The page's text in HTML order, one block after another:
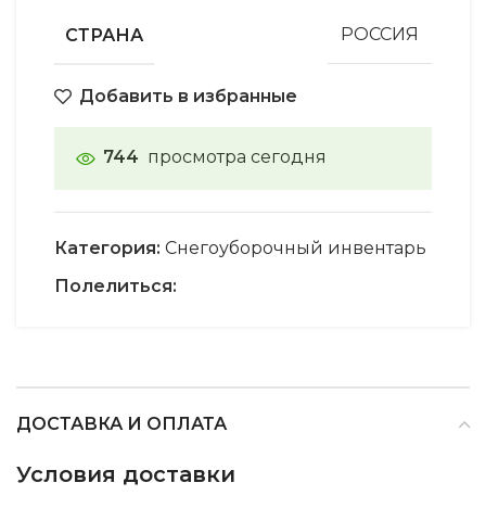
СТРАНА РОССИЯ
Добавить в избранные
744 просмотра сегодня
Категория: Снегоуборочный инвентарь
Полелиться:
ДОСТАВКА И ОПЛАТА
Условия доставки